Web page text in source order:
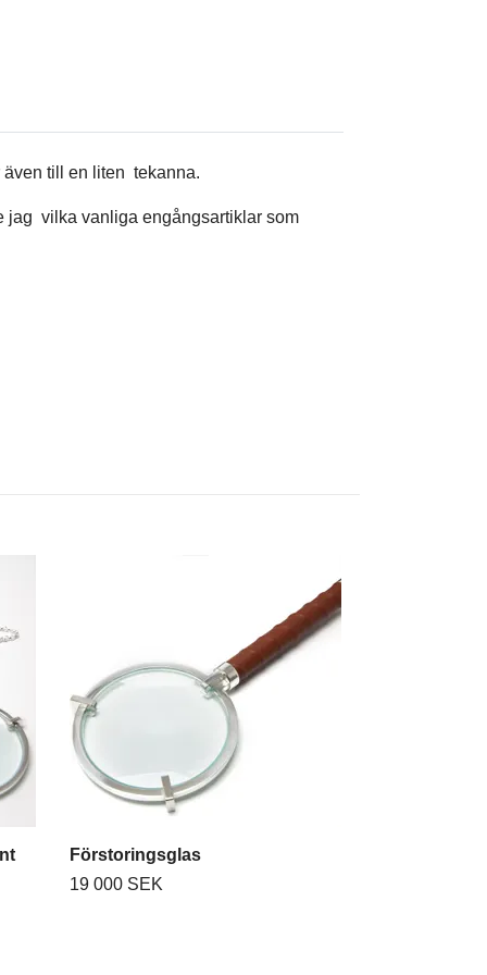
även till en liten tekanna.
jag vilka vanliga engångsartiklar som
Förstoringsglas
19 000 SEK